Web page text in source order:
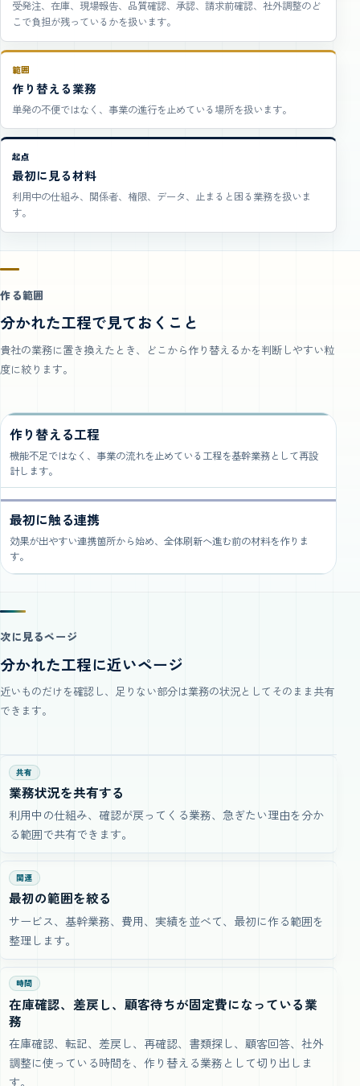
受発注、在庫、現場報告、品質確認、承認、請求前確認、社外調整のど
こで負担が残っているかを扱います。
範囲
作り替える業務
単発の不便ではなく、事業の進行を止めている場所を扱います。
起点
最初に見る材料
利用中の仕組み、関係者、権限、データ、止まると困る業務を扱いま
す。
作る範囲
分かれた工程で見ておくこと
貴社の業務に置き換えたとき、どこから作り替えるかを判断しやすい粒
度に絞ります。
作り替える工程
機能不足ではなく、事業の流れを止めている工程を基幹業務として再設
計します。
最初に触る連携
効果が出やすい連携箇所から始め、全体刷新へ進む前の材料を作りま
す。
次に見るページ
分かれた工程に近いページ
近いものだけを確認し、足りない部分は業務の状況としてそのまま共有
できます。
共有
業務状況を共有する
利用中の仕組み、確認が戻ってくる業務、急ぎたい理由を分か
る範囲で共有できます。
関連
最初の範囲を絞る
サービス、基幹業務、費用、実績を並べて、最初に作る範囲を
整理します。
時間
在庫確認、差戻し、顧客待ちが固定費になっている業
務
在庫確認、転記、差戻し、再確認、書類探し、顧客回答、社外
調整に使っている時間を、作り替える業務として切り出しま
す。